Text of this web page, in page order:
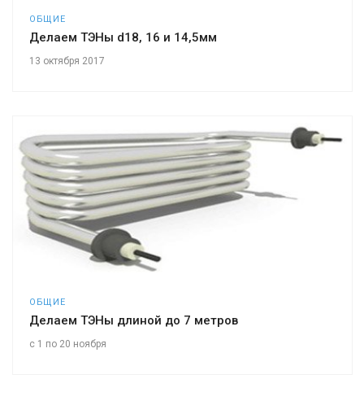
ОБЩИЕ
Делаем ТЭНы d18, 16 и 14,5мм
13 октября 2017
ОБЩИЕ
Делаем ТЭНы длиной до 7 метров
с 1 по 20 ноября